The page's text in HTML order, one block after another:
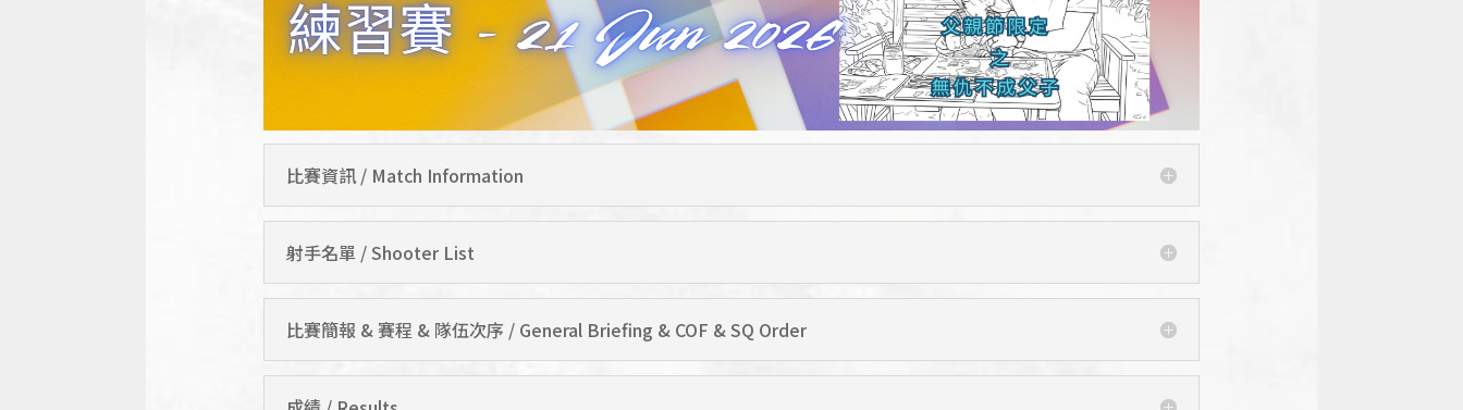
比賽資訊 / Match Information
射手名單 / Shooter List
比賽簡報 & 賽程 & 隊伍次序 / General Briefing & COF & SQ Order